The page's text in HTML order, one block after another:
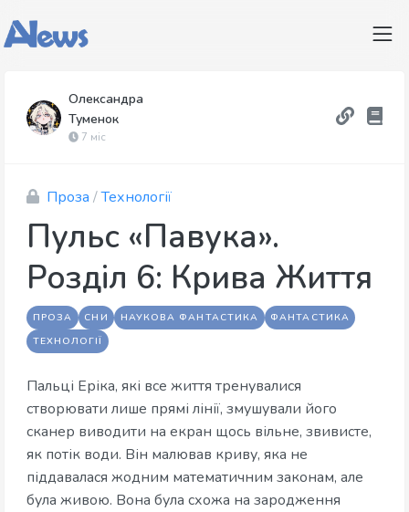
Олександра
Туменок
7 міс
Проза /Технології
Пульс «Павука».
Розділ 6: Крива Життя
ПРОЗА СНИ НАУКОВА ФАНТАСТИКА
ФАНТАСТИКА
ТЕХНОЛОГІЇ
Пальці Еріка, які все життя тренувалися
створювати лише прямі лінії, змушували його
сканер виводити на екран щось вільне, звивисте,
як потік води. Він малював криву, яка не
піддавалася жодним математичним законам, але
була живою. Вона була схожа на зародження